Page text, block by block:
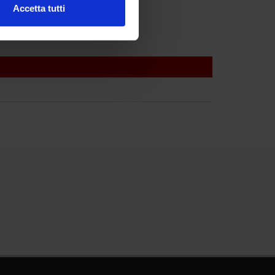
Accetta tutti